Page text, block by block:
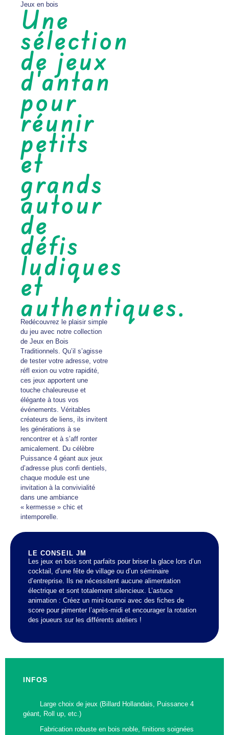
Jeux en bois
Une
sélection
de jeux
d'antan
pour
réunir
petits
et
grands
autour
de
défis
ludiques
et
authentiques.
Redécouvrez le plaisir simple
du jeu avec notre collection
de Jeux en Bois
Traditionnels. Qu’il s’agisse
de tester votre adresse, votre
réfl exion ou votre rapidité,
ces jeux apportent une
touche chaleureuse et
élégante à tous vos
événements. Véritables
créateurs de liens, ils invitent
les générations à se
rencontrer et à s’aff ronter
amicalement. Du célèbre
Puissance 4 géant aux jeux
d’adresse plus confi dentiels,
chaque module est une
invitation à la convivialité
dans une ambiance
« kermesse » chic et
intemporelle.
LE CONSEIL JM
Les jeux en bois sont parfaits pour briser la glace lors d’un
cocktail, d’une fête de village ou d’un séminaire
d’entreprise. Ils ne nécessitent aucune alimentation
électrique et sont totalement silencieux. L’astuce
animation : Créez un mini-tournoi avec des fiches de
score pour pimenter l’après-midi et encourager la rotation
des joueurs sur les différents ateliers !
INFOS
Large choix de jeux (Billard Hollandais, Puissance 4
géant, Roll up, etc.)
Fabrication robuste en bois noble, finitions soignées